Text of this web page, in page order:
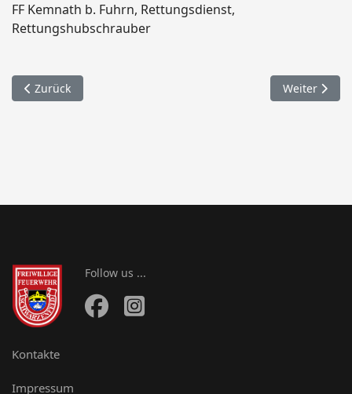
FF Kemnath b. Fuhrn, Rettungsdienst,
Rettungshubschrauber
Vorheriger Beitrag: 044. Absicherung / Kirwabaumtransport
Zurück Nächster
Weiter
Follow us ...
Kontakte
Impressum